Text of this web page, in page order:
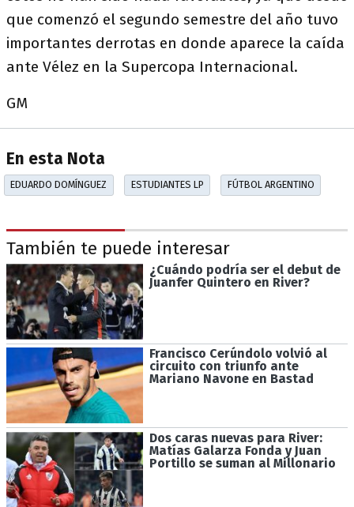
que comenzó el segundo semestre del año tuvo
importantes derrotas en donde aparece la caída
ante Vélez en la Supercopa Internacional.
GM
En esta Nota
EDUARDO DOMÍNGUEZ ESTUDIANTES LP FÚTBOL ARGENTINO
También te puede interesar
¿Cuándo podría ser el debut de
Juanfer Quintero en River?
Francisco Cerúndolo volvió al
circuito con triunfo ante
Mariano Navone en Bastad
Dos caras nuevas para River:
Matías Galarza Fonda y Juan
Portillo se suman al Millonario